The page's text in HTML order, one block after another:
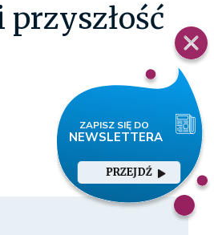
PRZEJDŹ